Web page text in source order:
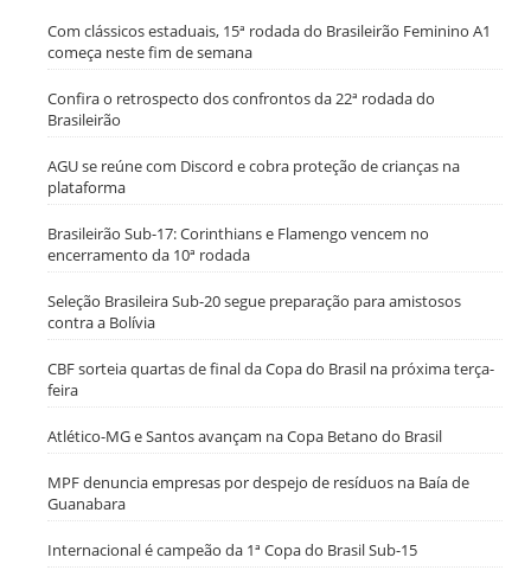
Com clássicos estaduais, 15ª rodada do Brasileirão Feminino A1
começa neste fim de semana
Confira o retrospecto dos confrontos da 22ª rodada do
Brasileirão
AGU se reúne com Discord e cobra proteção de crianças na
plataforma
Brasileirão Sub-17: Corinthians e Flamengo vencem no
encerramento da 10ª rodada
Seleção Brasileira Sub-20 segue preparação para amistosos
contra a Bolívia
CBF sorteia quartas de final da Copa do Brasil na próxima terça-
feira
Atlético-MG e Santos avançam na Copa Betano do Brasil
MPF denuncia empresas por despejo de resíduos na Baía de
Guanabara
Internacional é campeão da 1ª Copa do Brasil Sub-15